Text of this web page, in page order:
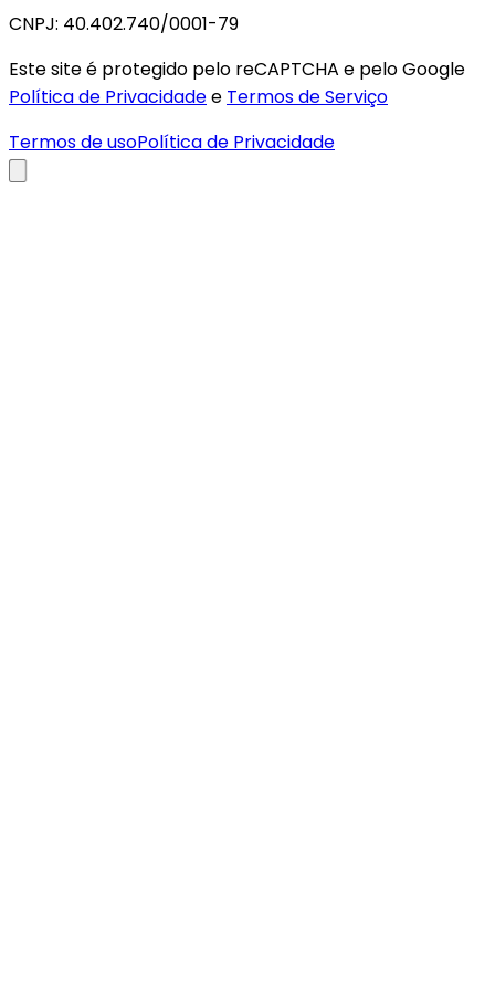
CNPJ: 40.402.740/0001-79
Este site é protegido pelo reCAPTCHA e pelo Google
Política de Privacidadee Termos de Serviço
Termos de usoPolítica de Privacidade